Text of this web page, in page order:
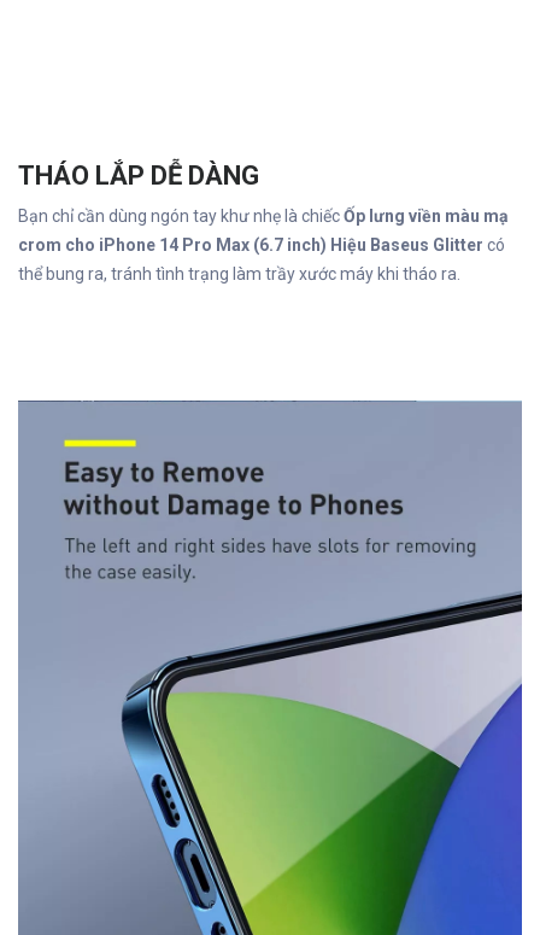
THÁO LẮP DỄ DÀNG
Bạn chỉ cần dùng ngón tay khư nhẹ là chiếcỐp lưng viền màu mạ
crom cho iPhone 14 Pro Max (6.7 inch) Hiệu Baseus Glitter có
thể bung ra, tránh tình trạng làm trầy xước máy khi tháo ra.